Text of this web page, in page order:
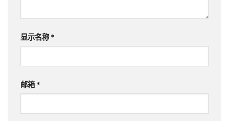
显示名称*
邮箱*